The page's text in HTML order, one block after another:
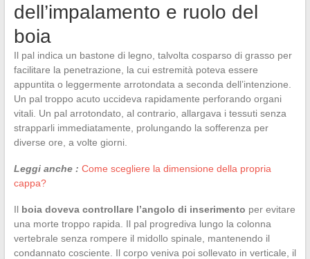
dell’impalamento e ruolo del
boia
Il pal indica un bastone di legno, talvolta cosparso di grasso per
facilitare la penetrazione, la cui estremità poteva essere
appuntita o leggermente arrotondata a seconda dell’intenzione.
Un pal troppo acuto uccideva rapidamente perforando organi
vitali. Un pal arrotondato, al contrario, allargava i tessuti senza
strapparli immediatamente, prolungando la sofferenza per
diverse ore, a volte giorni.
Leggi anche : Come scegliere la dimensione della propria
cappa?
Il boia doveva controllare l’angolo di inserimento per evitare
una morte troppo rapida. Il pal progrediva lungo la colonna
vertebrale senza rompere il midollo spinale, mantenendo il
condannato cosciente. Il corpo veniva poi sollevato in verticale, il